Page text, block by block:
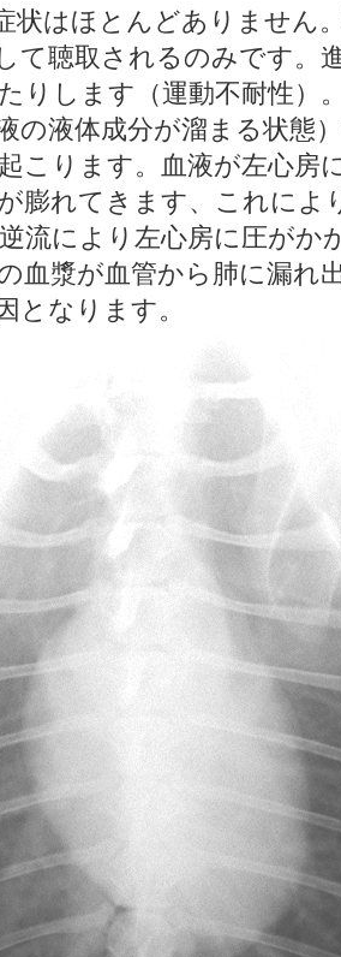
状はほとんどありません
て聴取されるのみです。
りします（運動不耐性）。
の液体成分が溜まる状態
こります。血液が左心房
膨れてきます、これによ
流により左心房に圧がか
血漿が血管から肺に漏れ
となります。